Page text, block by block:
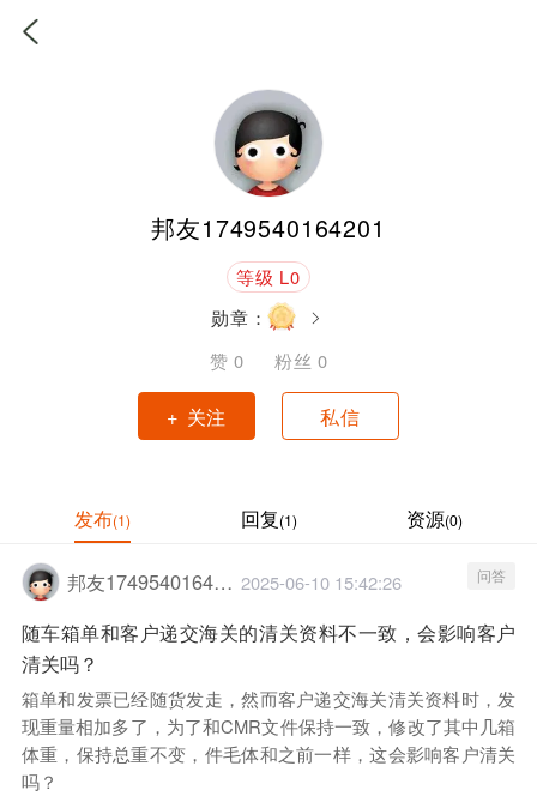
邦友1749540164201
等级 L0
勋章：
赞 0 粉丝 0
+ 关注 私信
发布(1) 回复(1) 资源(0)
邦友1749540164201 2025-06-10 15:42:26 问答
随车箱单和客户递交海关的清关资料不一致，会影响客户
清关吗？
箱单和发票已经随货发走，然而客户递交海关清关资料时，发
现重量相加多了，为了和CMR文件保持一致，修改了其中几箱
体重，保持总重不变，件毛体和之前一样，这会影响客户清关
吗？